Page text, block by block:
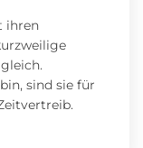
ihren
sind sie für